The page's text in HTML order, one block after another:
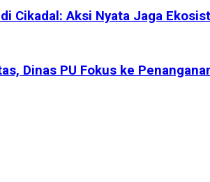
Cikadal: Aksi Nyata Jaga
Dinas PU Fokus ke